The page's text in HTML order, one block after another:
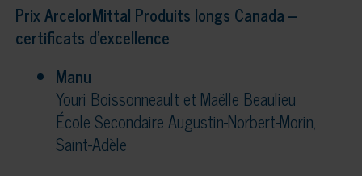
Prix ArcelorMittal Produits longs Canada –
certificats d’excellence
Manu
Youri Boissonneault et Maëlle Beaulieu
École Secondaire Augustin-Norbert-Morin,
Saint-Adèle